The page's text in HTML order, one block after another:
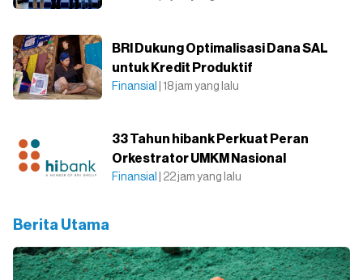
BRI Dukung Optimalisasi Dana SAL
untuk Kredit Produktif
Finansial | 18 jam yang lalu
33 Tahun hibank Perkuat Peran
Orkestrator UMKM Nasional
Finansial | 22 jam yang lalu
Berita Utama